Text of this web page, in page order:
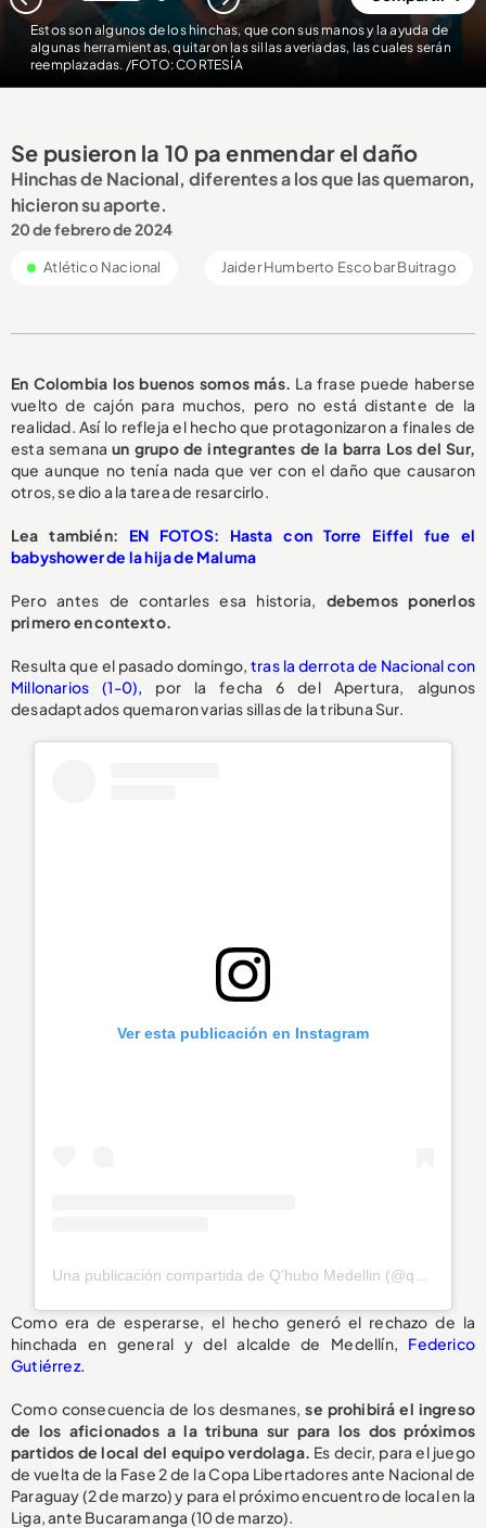
Estos son algunos de los hinchas, que con sus manos y la ayuda de
algunas herramientas, quitaron las sillas averiadas, las cuales serán
reemplazadas. /FOTO: CORTESÍA
Se pusieron la 10 pa enmendar el daño
Hinchas de Nacional, diferentes a los que las quemaron,
hicieron su aporte.
20 de febrero de 2024
Atlético Nacional Jaider Humberto Escobar Buitrago
En Colombia los buenos somos más. La frase puede haberse
vuelto de cajón para muchos, pero no está distante de la
realidad. Así lo refleja el hecho que protagonizaron a finales de
esta semana un grupo de integrantes de la barra Los del Sur,
que aunque no tenía nada que ver con el daño que causaron
otros, se dio a la tarea de resarcirlo.
Lea también: EN FOTOS: Hasta con Torre Eiffel fue el
babyshower de la hija de Maluma
Pero antes de contarles esa historia, debemos ponerlos
primero en contexto.
Resulta que el pasado domingo, tras la derrota de Nacional con
Millonarios (1-0), por la fecha 6 del Apertura, algunos
desadaptados quemaron varias sillas de la tribuna Sur.
Ver esta publicación en Instagram
Como era de esperarse, el hecho generó el rechazo de la
hinchada en general y del alcalde de Medellín, Federico
Gutiérrez.
Como consecuencia de los desmanes,se prohibirá el ingreso
de los aficionados a la tribuna sur para los dos próximos
partidos de local del equipo verdolaga. Es decir, para el juego
de vuelta de la Fase 2 de la Copa Libertadores ante Nacional de
Paraguay (2 de marzo) y para el próximo encuentro de local en la
Liga, ante Bucaramanga (10 de marzo).